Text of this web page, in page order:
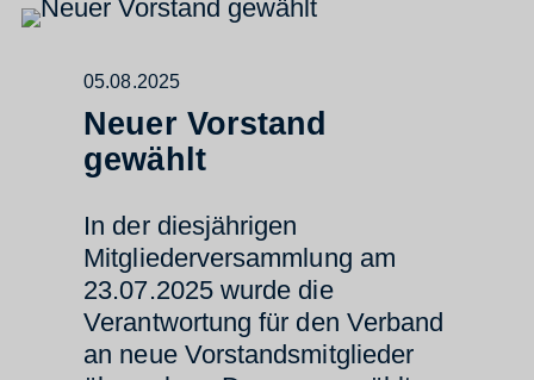
05.08.2025
Neuer Vorstand
gewählt
In der diesjährigen
Mitgliederversammlung am
23.07.2025 wurde die
Verantwortung für den Verband
an neue Vorstandsmitglieder